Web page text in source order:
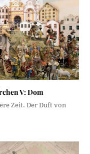
V: Dom
Zeit. Der Duft von